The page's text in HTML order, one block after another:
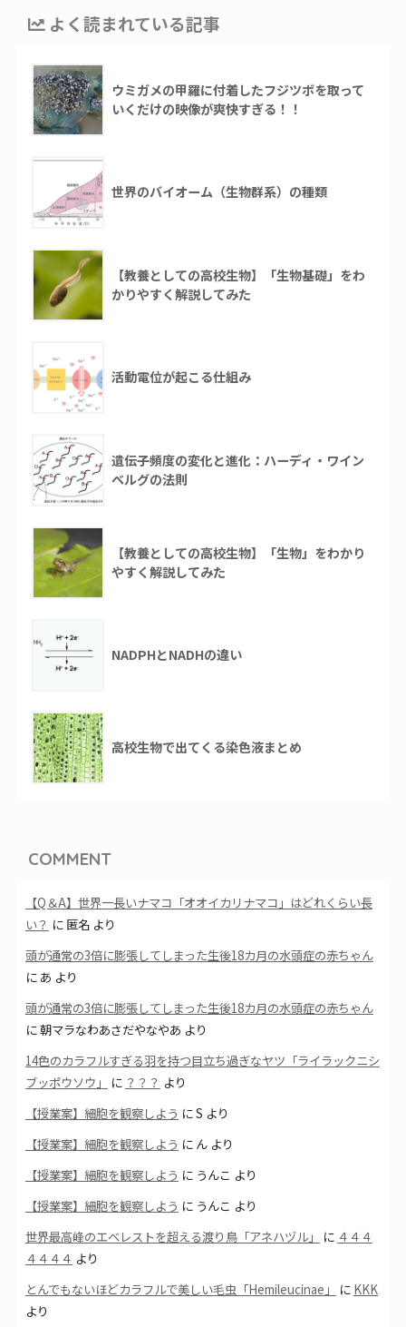
よく読まれている記事
ウミガメの甲羅に付着したフジツボを取って
いくだけの映像が爽快すぎる！！
世界のバイオーム（生物群系）の種類
【教養としての高校生物】「生物基礎」をわ
かりやすく解説してみた
活動電位が起こる仕組み
遺伝子頻度の変化と進化：ハーディ・ワイン
ベルグの法則
【教養としての高校生物】「生物」をわかり
やすく解説してみた
NADPHとNADHの違い
高校生物で出てくる染色液まとめ
COMMENT
【Q＆A】世界一長いナマコ「オオイカリナマコ」はどれくらい長
い？ に 匿名より
頭が通常の3倍に膨張してしまった生後18カ月の水頭症の赤ちゃん
に あ より
頭が通常の3倍に膨張してしまった生後18カ月の水頭症の赤ちゃん
に朝マラなわあさだやなやあ より
14色のカラフルすぎる羽を持つ目立ち過ぎなヤツ「ライラックニシ
ブッポウソウ」
に ？？？ より
【授業案】細胞を観察しよう にS より
【授業案】細胞を観察しよう に んより
【授業案】細胞を観察しよう に うんこ より
【授業案】細胞を観察しよう に うんこ より
世界最高峰のエベレストを超える渡り鳥「アネハヅル」
に ４４４
４４４４ より
とんでもないほどカラフルで美しい毛虫「Hemileucinae」
に KKK
より